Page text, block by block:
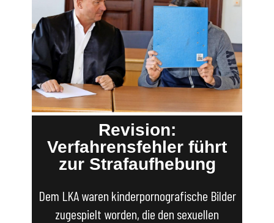
Revision:
Verfahrensfehler führt
zur Strafaufhebung
Dem LKA waren kinderpornografische Bilder
zugespielt worden, die den sexuellen